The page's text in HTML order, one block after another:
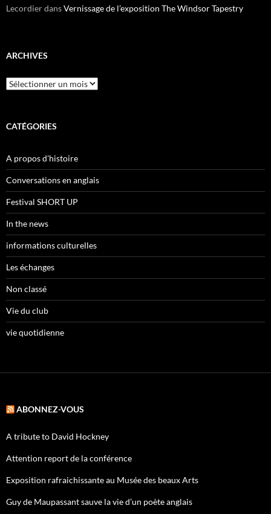
LecordierdansVernissage de l’exposition The Windsor Tapestry
ARCHIVES
Archives
CATÉGORIES
A propos d'histoire
Conversations en anglais
Festival SHORT UP
In the news
informations culturelles
Les échanges
Non classé
Vie du club
vie quotidienne
ABONNEZ-VOUS
A tribute to David Hockney
Attention report de la conférence
Exposition rafraichissante au Musée des beaux Arts
Guy de Maupassant sauve la vie d’un poète anglais